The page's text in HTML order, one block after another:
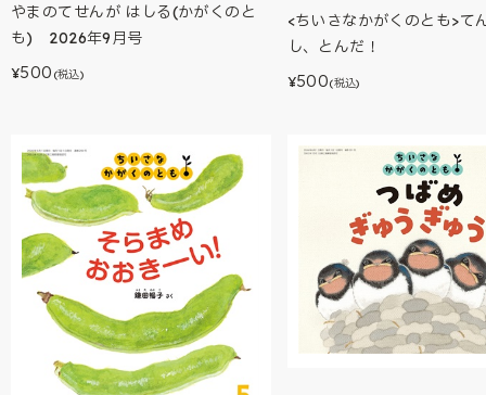
やまのてせんが はしる(かがくのと
も) 2026年9月号
¥500 (税込)
<ちいさなかがくのとも>て
し、とんだ！
¥500(税込)